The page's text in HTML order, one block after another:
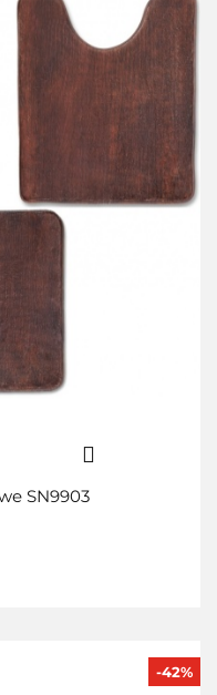
SN9903
-42%